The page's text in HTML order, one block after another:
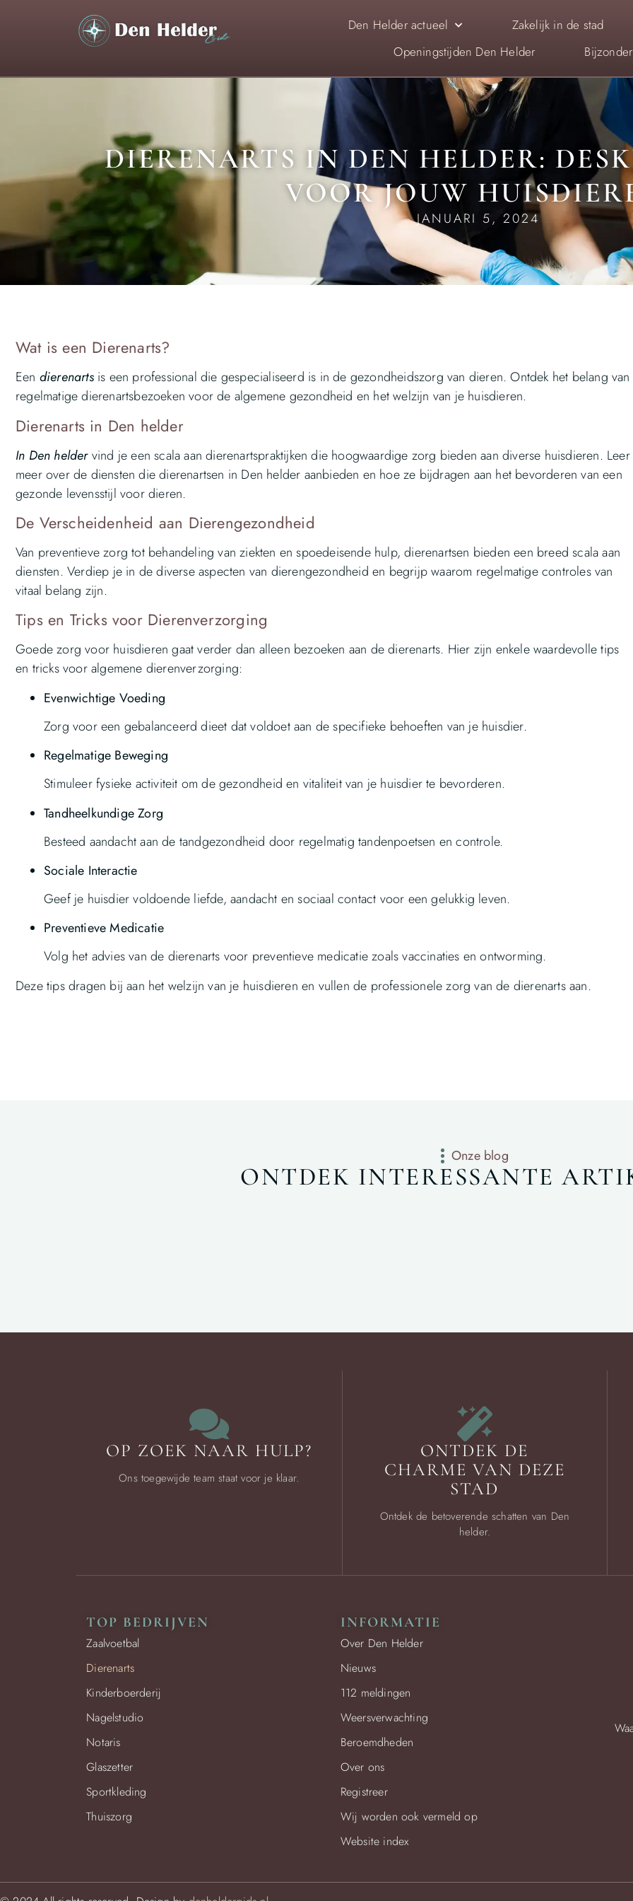
Den Helder actueel Zakelijk in de stad
Openingstijden Den Helder
DIERENARTS IN DEN HELDER:
VOOR JOUW
JANUARI 5, 2024
Wat is een Dierenarts?
Een dierenartsis een professional die gespecialiseerd is in de gezondheidszorg van dieren. Ontdek het belang van
regelmatige dierenartsbezoeken voor de algemene gezondheid en het welzijn van je huisdieren.
Dierenarts in Den helder
In Den heldervind je een scala aan dierenartspraktijken die hoogwaardige zorg bieden aan diverse huisdieren. Leer
meer over de diensten die dierenartsen in Den helder aanbieden en hoe ze bijdragen aan het bevorderen van een
gezonde levensstijl voor dieren.
De Verscheidenheid aan Dierengezondheid
Van preventieve zorg tot behandeling van ziekten en spoedeisende hulp, dierenartsen bieden een breed scala aan
diensten. Verdiep je in de diverse aspecten van dierengezondheid en begrijp waarom regelmatige controles van
vitaal belang zijn.
Tips en Tricks voor Dierenverzorging
Goede zorg voor huisdieren gaat verder dan alleen bezoeken aan de dierenarts. Hier zijn enkele waardevolle tips
en tricks voor algemene dierenverzorging:
Evenwichtige Voeding
Zorg voor een gebalanceerd dieet dat voldoet aan de specifieke behoeften van je huisdier.
Regelmatige Beweging
Stimuleer fysieke activiteit om de gezondheid en vitaliteit van je huisdier te bevorderen.
Tandheelkundige Zorg
Besteed aandacht aan de tandgezondheid door regelmatig tandenpoetsen en controle.
Sociale Interactie
Geef je huisdier voldoende liefde, aandacht en sociaal contact voor een gelukkig leven.
Preventieve Medicatie
Volg het advies van de dierenarts voor preventieve medicatie zoals vaccinaties en ontworming.
Deze tips dragen bij aan het welzijn van je huisdieren en vullen de professionele zorg van de dierenarts aan.
Onze blog
ONTDEK INTERESSANTE
OP ZOEK NAAR HULP?
Ons toegewijde team staat voor je klaar.
ONTDEK DE
CHARME VAN DEZE
STAD
Ontdek de betoverende schatten van Den
helder.
INFORMATIE
Over Den Helder
Nieuws
112 meldingen
Weersverwachting
Beroemdheden
Over ons
Registreer
Wij worden ook vermeld op
Website index
TOP BEDRIJVEN
Zaalvoetbal
Dierenarts
Kinderboerderij
Nagelstudio
Notaris
Glaszetter
Sportkleding
Thuiszorg